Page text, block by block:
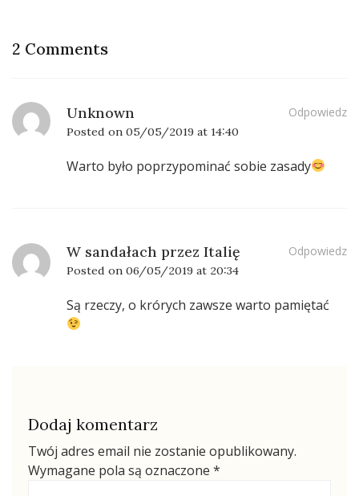
2 Comments
Unknown
Posted on 05/05/2019 at 14:40
Odpowiedz
Warto było poprzypominać sobie zasady
W sandałach przez Italię
Posted on 06/05/2019 at 20:34
Odpowiedz
Są rzeczy, o krórych zawsze warto pamiętać
Dodaj komentarz
Twój adres email nie zostanie opublikowany.
Wymagane pola są oznaczone *